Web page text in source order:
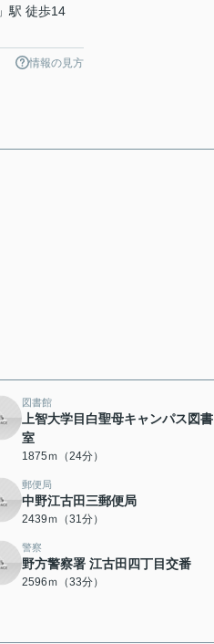
」駅 徒歩14
情報の見方
図書館
上智大学目白聖母キャンパス図書
室
1875ｍ（24分）
郵便局
中野江古田三郵便局
2439ｍ（31分）
警察
野方警察署 江古田四丁目交番
2596ｍ（33分）